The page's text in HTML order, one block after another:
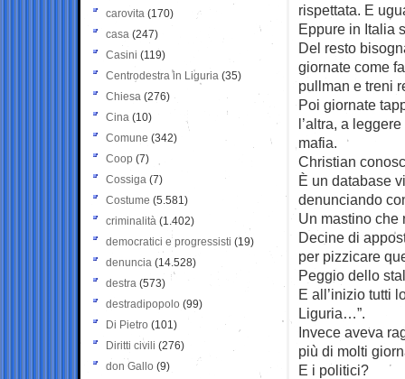
rispettata. E
Eppure in Italia
Del resto
giornate come
pullman e treni
Poi giornate
l’altra, a
mafia.
Christian
È un database
denunciando
Un mastino che
Decine di
per pizzicare
Peggio dello
E all’inizio tutti
Liguria…”.
Invece aveva
più di molti
E i politici?
carovita (170)
casa (247)
Casini (119)
Centrodestra in Liguria (35)
Chiesa (276)
Cina (10)
Comune (342)
Coop (7)
Cossiga (7)
Costume (5.581)
criminalità (1.402)
democratici e progressisti (19)
denuncia (14.528)
destra (573)
destradipopolo (99)
Di Pietro (101)
Diritti civili (276)
don Gallo (9)